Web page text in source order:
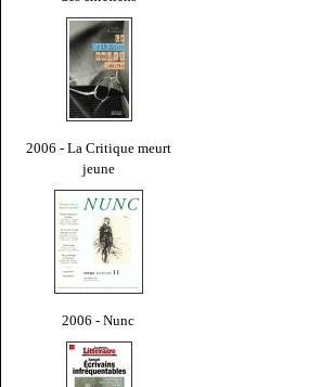
2006 - La Critique meurt
jeune
2006 - Nunc